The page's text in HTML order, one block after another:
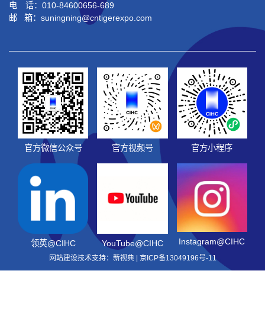
电 话：010-84600656-689
邮 箱：suningning@cntigerexpo.com
官方微信公众号 官方视频号 官方小程序
领英@CIHC YouTube@CIHC Instagram@CIHC
网站建设技术支持：新视典 | 京ICP备13049196号-11